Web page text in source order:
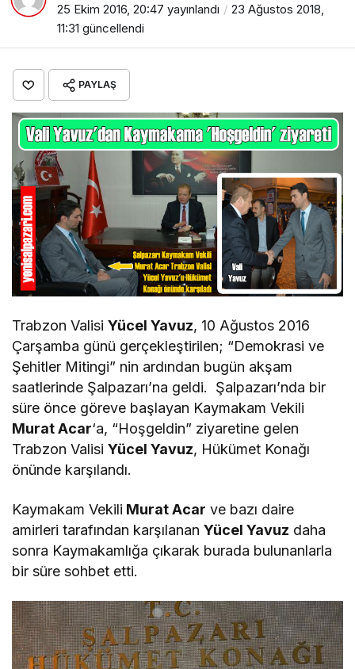
25 Ekim 2016, 20:47 yayınlandı
23 Ağustos 2018,
11:31 güncellendi
PAYLAŞ
Trabzon ValisiYücel Yavuz, 10 Ağustos 2016
Çarşamba günü gerçekleştirilen; “Demokrasi ve
Şehitler Mitingi” nin ardından bugün akşam
saatlerinde Şalpazarı’na geldi. Şalpazarı’nda bir
süre önce göreve başlayan Kaymakam Vekili
Murat Acar‘a, “Hoşgeldin” ziyaretine gelen
Trabzon ValisiYücel Yavuz, Hükümet Konağı
önünde karşılandı.
Kaymakam Vekili Murat Acar ve bazı daire
amirleri tarafından karşılananYücel Yavuz daha
sonra Kaymakamlığa çıkarak burada bulunanlarla
bir süre sohbet etti.